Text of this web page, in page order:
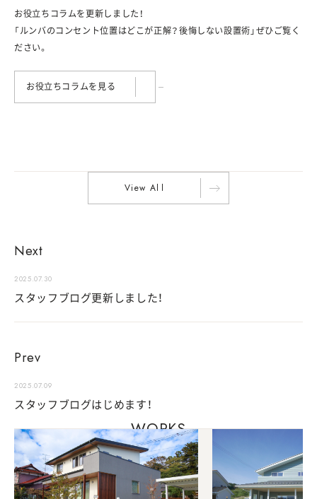
お役立ちコラムを更新しました！
「ルンバのコンセント位置はどこが正解？後悔しない設置術」ぜひご覧く
ださい。
お役立ちコラムを見る
View Al l
Next
2025.07.30
スタッフブログ更新しました！
Prev
2025.07.09
スタッフブログはじめます！
WORKS